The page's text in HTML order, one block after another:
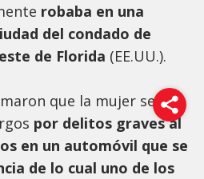
robaba en una
del condado de
de Florida (EE.UU.).
que la mujer se
por delitos graves al
en un automóvil que se
de lo cual uno de los